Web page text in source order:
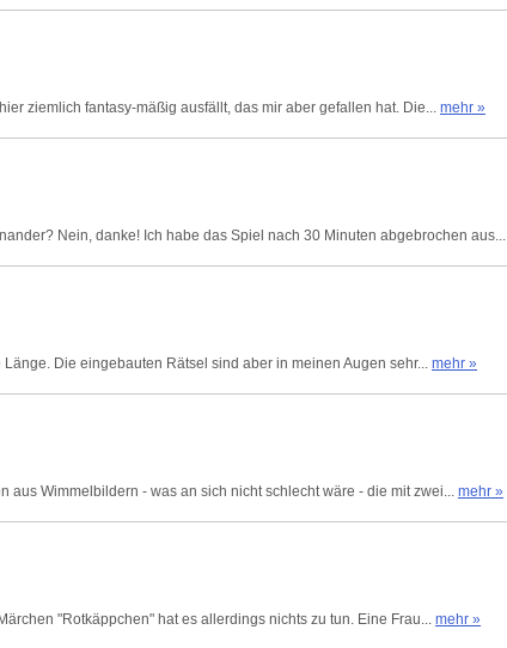
ziemlich fantasy-mäßig ausfällt, das mir aber gefallen hat. Die... mehr »
Nein, danke! Ich habe das Spiel nach 30 Minuten abgebrochen aus...
Die eingebauten Rätsel sind aber in meinen Augen sehr... mehr »
Wimmelbildern - was an sich nicht schlecht wäre - die mit zwei... mehr »
"Rotkäppchen" hat es allerdings nichts zu tun. Eine Frau... mehr »